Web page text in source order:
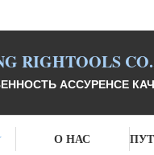
RIGHTOOLS
АССУРЕНСЕ
О НАС